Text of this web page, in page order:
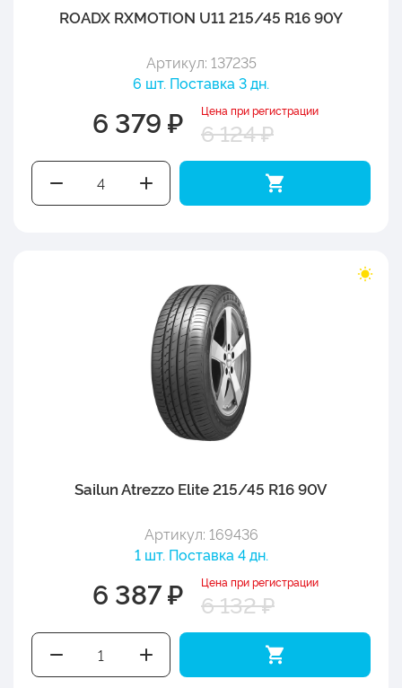
ROADX RXMOTION U11 215/45 R16 90Y
Артикул: 137235
6 шт. Поставка 3 дн.
6 379 ₽ Цена при регистрации
6 124 ₽
Sailun Atrezzo Elite 215/45 R16 90V
Артикул: 169436
1 шт. Поставка 4 дн.
6 387 ₽ Цена при регистрации
6 132 ₽